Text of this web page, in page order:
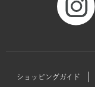
ショッピングガイド